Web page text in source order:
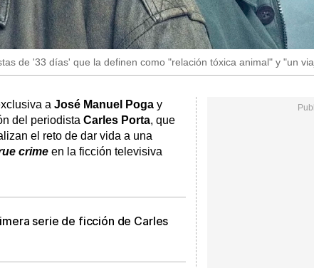
de '33 días' que la definen como "relación tóxica animal" y "un
a José Manuel Poga y
del periodista Carles Porta, que
el reto de dar vida a una
crime en la ficción televisiva
serie de ficción de Carles